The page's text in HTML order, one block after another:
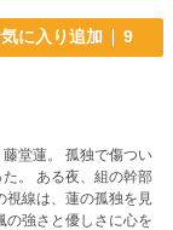
に入り追加 9
堂蓮。 孤独で傷つい
幹部
視線は、蓮の孤独を見
の強さと優しさに心を